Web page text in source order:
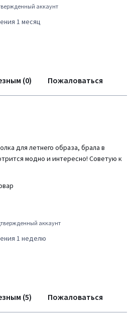
аккаунт
1 месяц
(0) Пожаловаться
для летнего образа, брала в
модно и интересно! Советую к
аккаунт
1 неделю
(5) Пожаловаться